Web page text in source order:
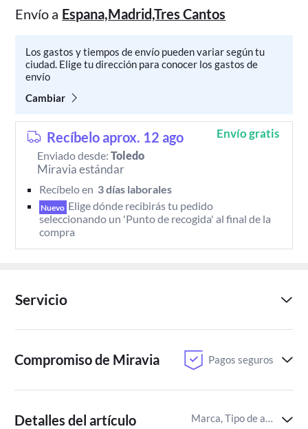
Envío a Espana,Madrid,Tres Cantos
Los gastos y tiempos de envío pueden variar según tu
ciudad. Elige tu dirección para conocer los gastos de
envío
Cambiar
Recíbelo aprox. 12 ago Envío gratis
Enviado desde:Toledo
Miravia estándar
Recíbelo en 3 días laborales
Nuevo Elige dónde recibirás tu pedido
seleccionando un 'Punto de recogida' al final de la
compra
Servicio
Compromiso de Miravia Pagos seguros
Detalles del artículo Marca, Tipo de aroma,aroma